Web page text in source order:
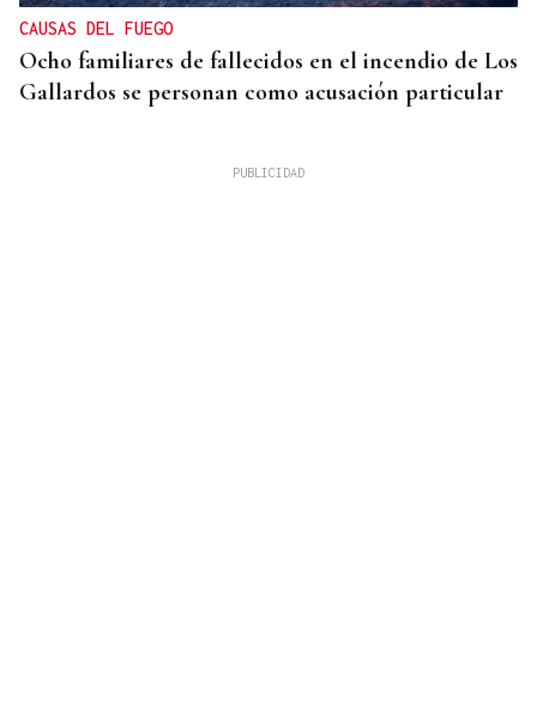
CAUSAS DEL FUEGO
Ocho familiares de fallecidos en el incendio de Los
Gallardos se personan como acusación particular